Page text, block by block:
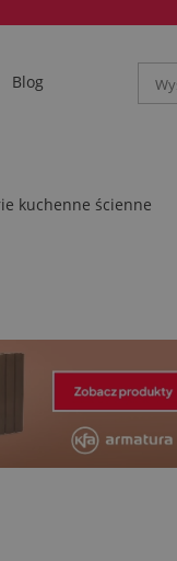
Blog
kuchenne ścienne